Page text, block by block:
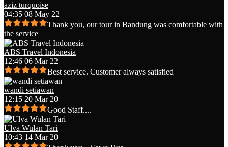
aziz turquoise
04:35 08 May 22
Thank you, our tour in Bandung was comfortable with
the service
ABS Travel Indonesia
12:46 06 Mar 22
Best service. Customer always satisfied
wandi setiawan
12:15 20 Mar 20
Good Staff....
Ulva Wulan Tari
10:43 14 Mar 20